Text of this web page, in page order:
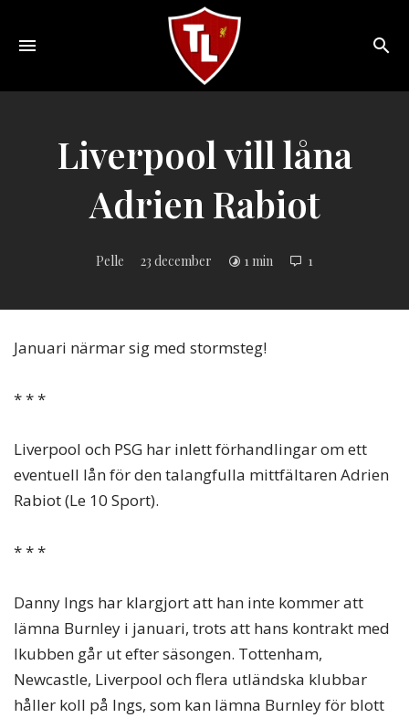
Sveriges
online
magazine!
Liverpool vill låna
Adrien Rabiot
Pelle 23 december 1 min 1
Januari närmar sig med stormsteg!
* * *
Liverpool och PSG har inlett förhandlingar om ett
eventuell lån för den talangfulla mittfältaren Adrien
Rabiot (Le 10 Sport).
* * *
Danny Ings har klargjort att han inte kommer att
lämna Burnley i januari, trots att hans kontrakt med
lkubben går ut efter säsongen. Tottenham,
Newcastle, Liverpool och flera utländska klubbar
håller koll på Ings, som kan lämna Burnley för blott